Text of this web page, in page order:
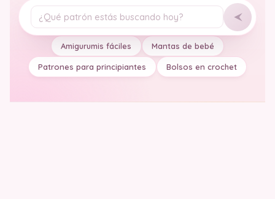
Tu pregunta
Amigurumis fáciles Mantas de bebé
Patrones para principiantes Bolsos en crochet